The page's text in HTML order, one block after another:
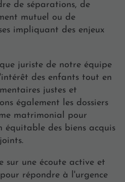
de séparations, de
mutuel ou de
impliquant des enjeux
juriste de notre équipe
des enfants tout en
justes et
également les dossiers
matrimonial pour
équitable des biens acquis
sur une écoute active et
répondre à l'urgence